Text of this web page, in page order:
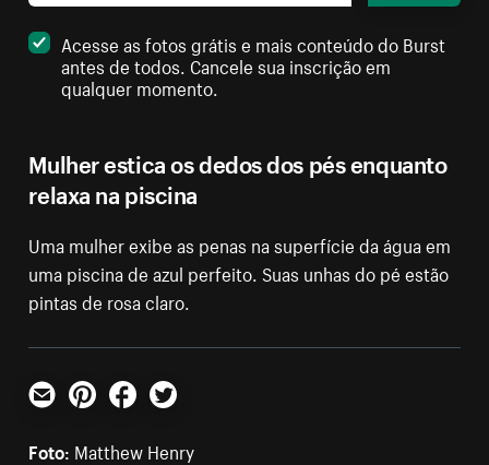
Mulher estica os dedos dos pés enquanto
relaxa na piscina
Uma mulher exibe as penas na superfície da água em
uma piscina de azul perfeito. Suas unhas do pé estão
pintas de rosa claro.
Acesse as fotos grátis e mais conteúdo do Burst
antes de todos. Cancele sua inscrição em
qualquer momento.
E-mailPinterestFacebookTwitter
Foto: Matthew Henry